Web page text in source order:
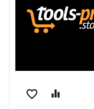
favorite_border equalizer